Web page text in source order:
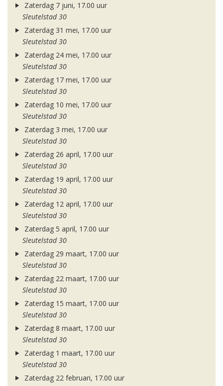
Zaterdag 7 juni, 17.00 uur
Sleutelstad 30
Zaterdag 31 mei, 17.00 uur
Sleutelstad 30
Zaterdag 24 mei, 17.00 uur
Sleutelstad 30
Zaterdag 17 mei, 17.00 uur
Sleutelstad 30
Zaterdag 10 mei, 17.00 uur
Sleutelstad 30
Zaterdag 3 mei, 17.00 uur
Sleutelstad 30
Zaterdag 26 april, 17.00 uur
Sleutelstad 30
Zaterdag 19 april, 17.00 uur
Sleutelstad 30
Zaterdag 12 april, 17.00 uur
Sleutelstad 30
Zaterdag 5 april, 17.00 uur
Sleutelstad 30
Zaterdag 29 maart, 17.00 uur
Sleutelstad 30
Zaterdag 22 maart, 17.00 uur
Sleutelstad 30
Zaterdag 15 maart, 17.00 uur
Sleutelstad 30
Zaterdag 8 maart, 17.00 uur
Sleutelstad 30
Zaterdag 1 maart, 17.00 uur
Sleutelstad 30
Zaterdag 22 februari, 17.00 uur